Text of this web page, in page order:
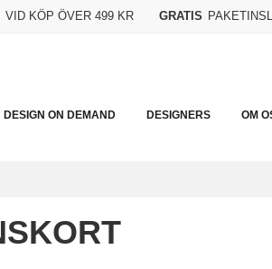
VID KÖP ÖVER 499 KR GRATIS
DESIGN ON DEMAND DESIGNERS OM